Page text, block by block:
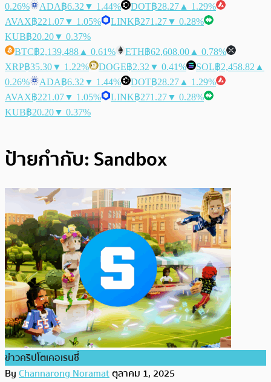
0.26%
ADA฿6.32 ▼ 1.44% DOT฿28.27 ▲ 1.29%
AVAX฿221.07▼ 1.05% LINK฿271.27▼ 0.28%
KUB฿20.20▼ 0.37%
BTC฿2,139,488 ▲ 0.61% ETH฿62,608.00 ▲ 0.78%
XRP฿35.30▼ 1.22% DOGE฿2.32 ▼ 0.41% SOL฿2,458.82 ▲
0.26%
ADA฿6.32 ▼ 1.44% DOT฿28.27 ▲ 1.29%
AVAX฿221.07▼ 1.05% LINK฿271.27▼ 0.28%
KUB฿20.20▼ 0.37%
ป้ายกำกับ: Sandbox
ข่าวคริปโตเคอเรนซี่
ByChannarong Noramatตุลาคม 1, 2025